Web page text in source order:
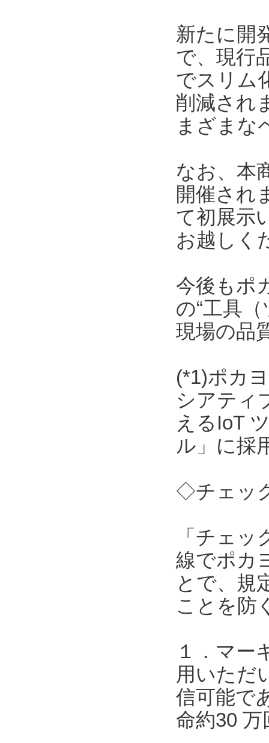
新たに開
で、現行
でスリム
削減され
まざまな
なお、本
開催され
て初展示
お越しく
今後もポ
の“工具
現場の品
(*1)ポカ
シアティ
えるIoT
ル」に採
◇チェッ
「チェ
線でポカ
とで、規
ことを防
１．マー
用いただ
信可能で
命約30